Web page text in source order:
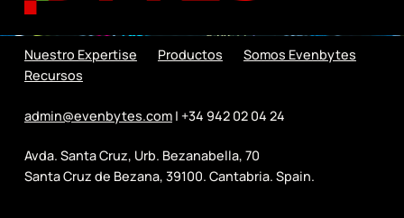
Nuestro Expertise Productos
Somos Evenbytes
Recursos
admin@evenbytes.com| +34 942 02 04 24
Avda. Santa Cruz, Urb. Bezanabella, 70
Santa Cruz de Bezana, 39100. Cantabria. Spain.